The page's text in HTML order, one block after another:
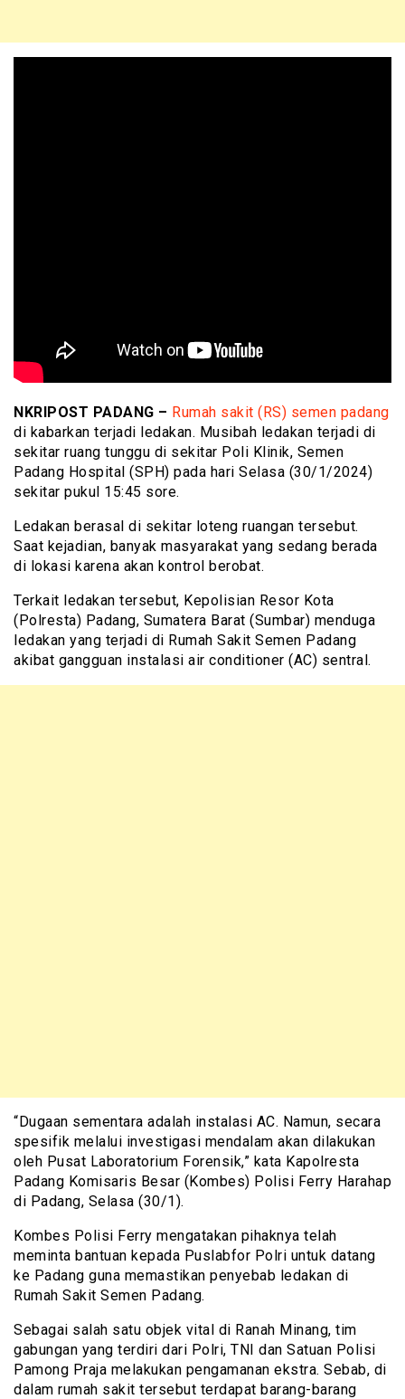
NKRIPOST PADANG – Rumah sakit (RS) semen padang
di kabarkan terjadi ledakan. Musibah ledakan terjadi di
sekitar ruang tunggu di sekitar Poli Klinik, Semen
Padang Hospital (SPH) pada hari Selasa (30/1/2024)
sekitar pukul 15:45 sore.
Ledakan berasal di sekitar loteng ruangan tersebut.
Saat kejadian, banyak masyarakat yang sedang berada
di lokasi karena akan kontrol berobat.
Terkait ledakan tersebut, Kepolisian Resor Kota
(Polresta) Padang, Sumatera Barat (Sumbar) menduga
ledakan yang terjadi di Rumah Sakit Semen Padang
akibat gangguan instalasi air conditioner (AC) sentral.
“Dugaan sementara adalah instalasi AC. Namun, secara
spesifik melalui investigasi mendalam akan dilakukan
oleh Pusat Laboratorium Forensik,” kata Kapolresta
Padang Komisaris Besar (Kombes) Polisi Ferry Harahap
di Padang, Selasa (30/1).
Kombes Polisi Ferry mengatakan pihaknya telah
meminta bantuan kepada Puslabfor Polri untuk datang
ke Padang guna memastikan penyebab ledakan di
Rumah Sakit Semen Padang.
Sebagai salah satu objek vital di Ranah Minang, tim
gabungan yang terdiri dari Polri, TNI dan Satuan Polisi
Pamong Praja melakukan pengamanan ekstra. Sebab, di
dalam rumah sakit tersebut terdapat barang-barang